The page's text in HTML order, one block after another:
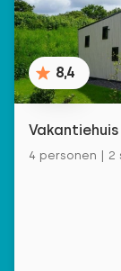
8,4
4 personen | 2